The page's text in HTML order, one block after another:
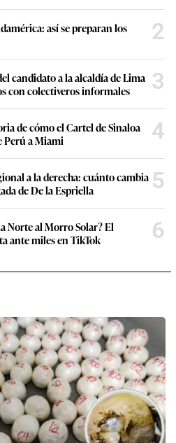
así se preparan los
2
candidato a la alcaldía de Lima
con colectiveros informales
3
de cómo el Cartel de Sinaloa
Perú a Miami
4
a la derecha: cuánto cambia
de De la Espriella
5
Norte al Morro Solar? El
ante miles en TikTok
6